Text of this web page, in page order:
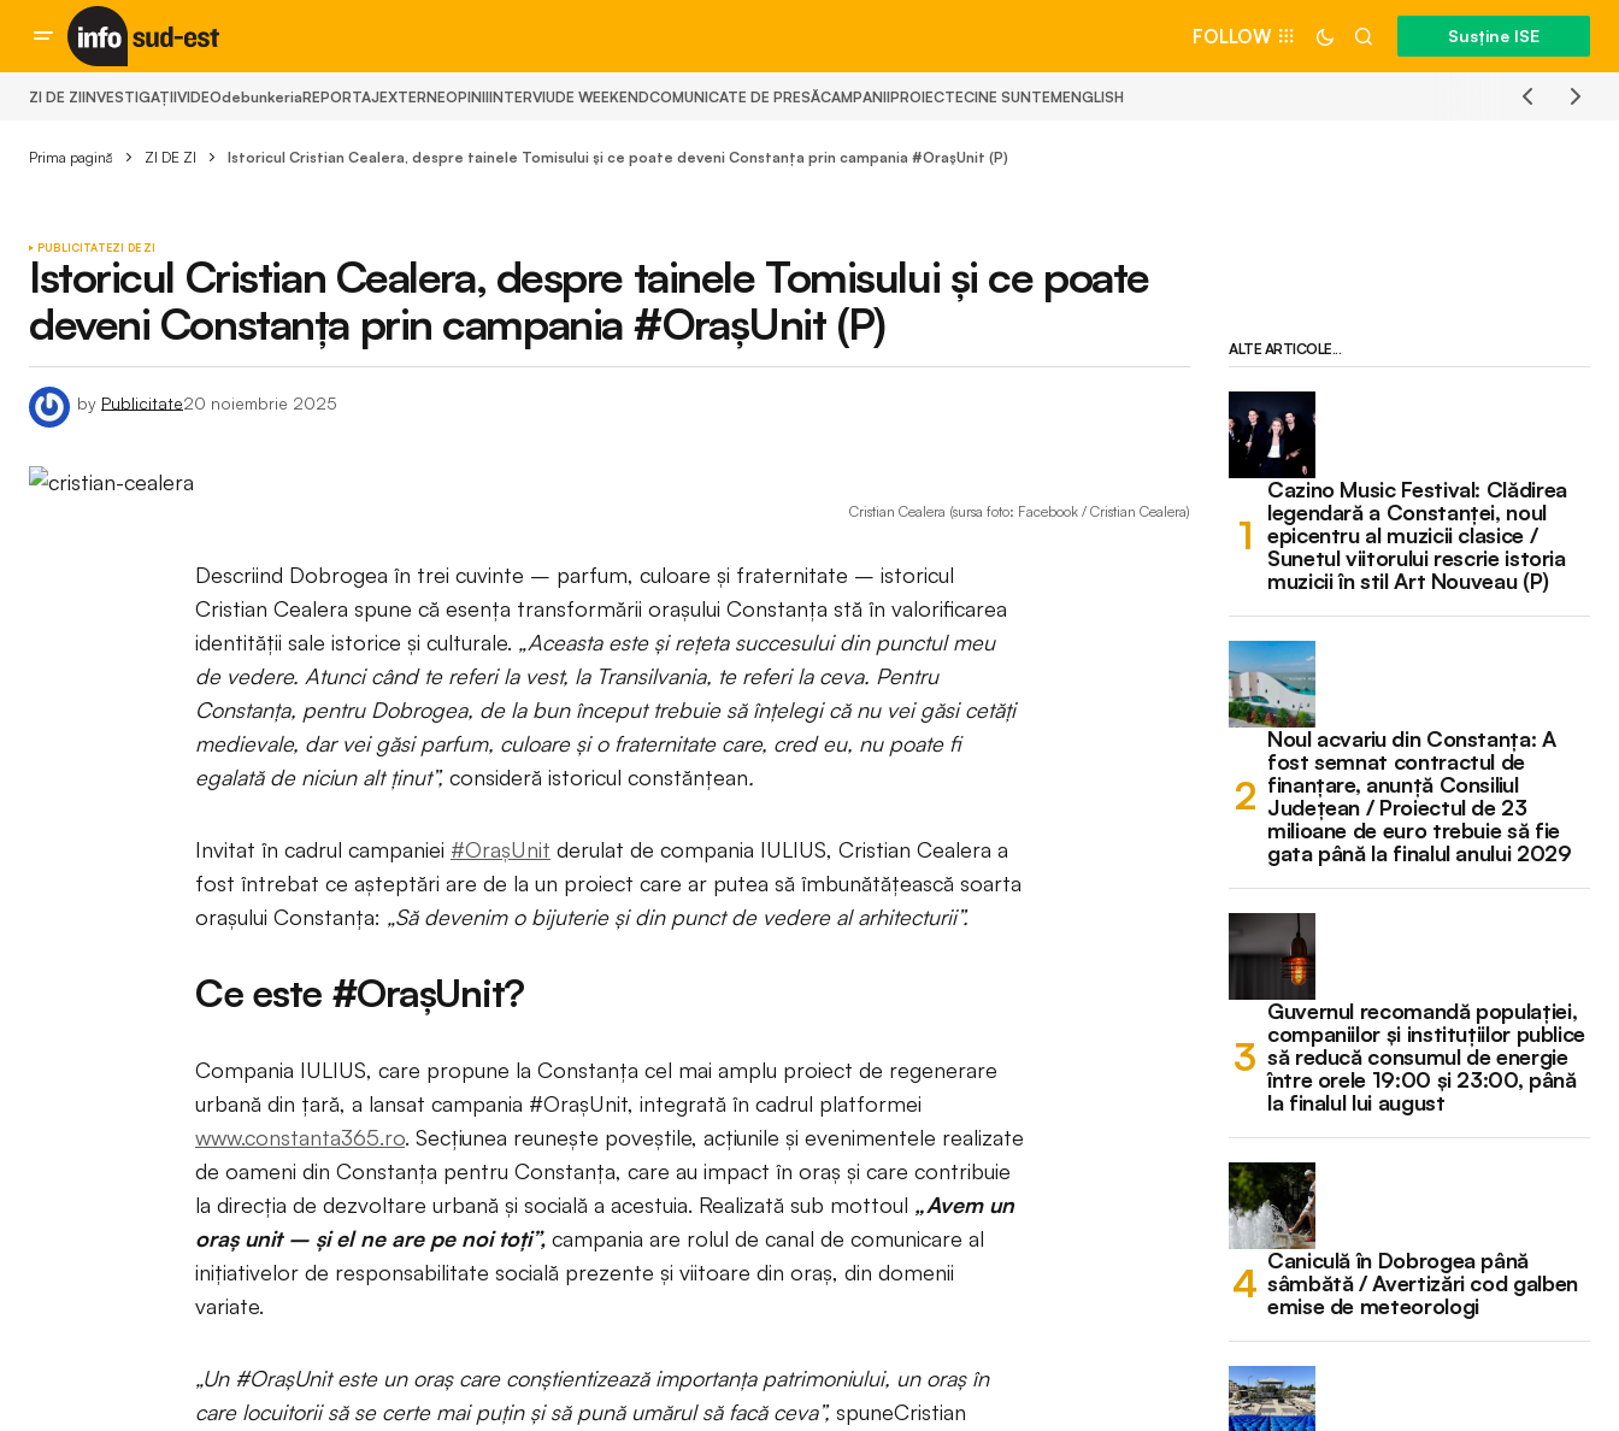
FOLLOW Susține ISE
ZI DE ZIINVESTIGAȚIIVIDEOdebunkeriaREPORTAJEXTERNEOPINIIINTERVIUDE WEEKENDCOMUNICATE DE PRESĂCAMPANIIPROIECTECINE SUNTEMENGLISH
Prima pagină ZI DE ZI Istoricul Cristian Cealera, despre tainele Tomisului și ce poate deveni Constanța prin campania #OrașUnit (P)
PUBLICITATEZI DE ZI
Istoricul Cristian Cealera, despre tainele Tomisului și ce poate
deveni Constanța prin campania #OrașUnit (P)
by Publicitate20 noiembrie 2025
Cristian Cealera (sursa foto: Facebook / Cristian Cealera)
Descriind Dobrogea în trei cuvinte – parfum, culoare și fraternitate – istoricul
Cristian Cealera spune că esența transformării orașului Constanța stă în valorificarea
identității sale istorice și culturale. „Aceasta este și rețeta succesului din punctul meu
de vedere. Atunci când te referi la vest, la Transilvania, te referi la ceva. Pentru
Constanța, pentru Dobrogea, de la bun început trebuie să înțelegi că nu vei găsi cetăți
medievale, dar vei găsi parfum, culoare și o fraternitate care, cred eu, nu poate fi
egalată de niciun alt ținut”, consideră istoricul constănțean.
Invitat în cadrul campaniei #OrașUnit derulat de compania IULIUS, Cristian Cealera a
fost întrebat ce așteptări are de la un proiect care ar putea să îmbunătățească soarta
orașului Constanța: „Să devenim o bijuterie și din punct de vedere al arhitecturii”.
Ce este #OrașUnit?
Compania IULIUS, care propune la Constanța cel mai amplu proiect de regenerare
urbană din țară, a lansat campania #OrașUnit, integrată în cadrul platformei
www.constanta365.ro. Secțiunea reunește poveștile, acțiunile și evenimentele realizate
de oameni din Constanța pentru Constanța, care au impact în oraș și care contribuie
la direcția de dezvoltare urbană și socială a acestuia. Realizată sub mottoul „Avem un
oraș unit – și el ne are pe noi toți”, campania are rolul de canal de comunicare al
inițiativelor de responsabilitate socială prezente și viitoare din oraș, din domenii
variate.
„Un #OrașUnit este un oraș care conștientizează importanța patrimoniului, un oraș în
care locuitorii să se certe mai puțin și să pună umărul să facă ceva”, spuneCristian
ALTE ARTICOLE...
Cazino Music Festival: Clădirea
legendară a Constanței, noul
epicentru al muzicii clasice /
Sunetul viitorului rescrie istoria
muzicii în stil Art Nouveau (P)
Noul acvariu din Constanța: A
fost semnat contractul de
finanțare, anunță Consiliul
Județean / Proiectul de 23
milioane de euro trebuie să fie
gata până la finalul anului 2029
Guvernul recomandă populației,
companiilor și instituțiilor publice
să reducă consumul de energie
între orele 19:00 și 23:00, până
la finalul lui august
Caniculă în Dobrogea până
sâmbătă / Avertizări cod galben
emise de meteorologi